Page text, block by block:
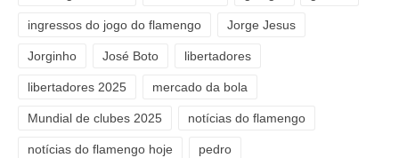
ingressos do jogo do flamengo Jorge Jesus
Jorginho José Boto libertadores
libertadores 2025 mercado da bola
Mundial de clubes 2025 notícias do flamengo
notícias do flamengo hoje pedro